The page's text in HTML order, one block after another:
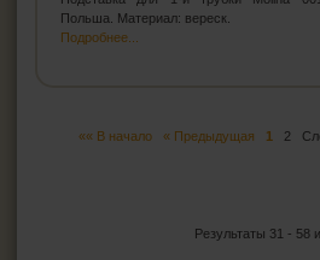
Польша. Материал: вереск.
Подробнее...
«« В начало « Предыдущая 1 2
Результаты 31 - 58